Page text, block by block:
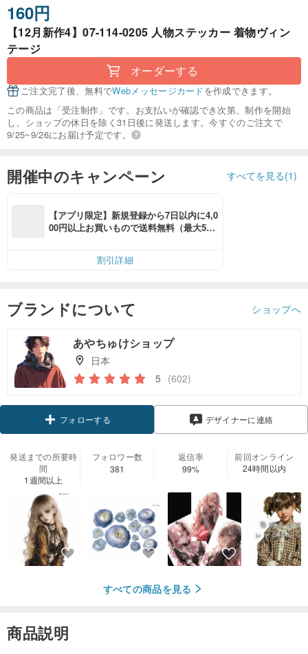
160円
【12月新作4】07-114-0205 人物ステッカー 着物ヴィン
テージ
オーダーする
ご注文完了後、無料でWebメッセージカードを作成できます。
この商品は「受注制作」です。お支払いが確認でき次第、制作を開始
し、ショップの休日を除く31日後に発送します。今すぐのご注文で
9/25~9/26にお届け予定です。
開催中のキャンペーン すべてを見る(1)
【アプリ限定】新規登録から7日以内に4,0
00円以上お買いもので送料無料（最大500
割引詳細
ブランドについて ショップへ
あやちゅけショップ
日本
5 (602)
フォローする
デザイナーに連絡
発送までの所要時
間
1週間以上
フォロワー数
381
返信率
99%
前回オンライン
24時間以内
すべての商品を見る
商品説明